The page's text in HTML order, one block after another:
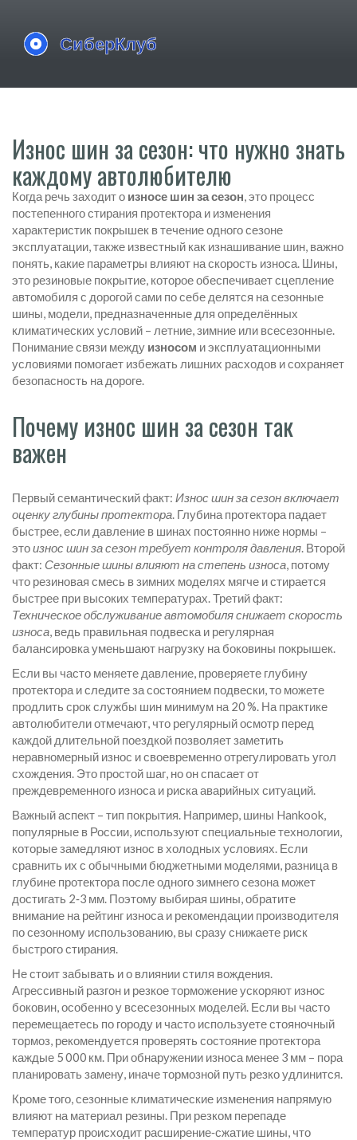
Износ шин за сезон: что нужно знать
каждому автолюбителю
Когда речь заходит о износе шин за сезон,это процесс
постепенного стирания протектора и изменения
характеристик покрышек в течение одного сезоне
эксплуатации, также известный как изнашивание шин, важно
понять, какие параметры влияют на скорость износа. Шины,
это резиновые покрытие, которое обеспечивает сцепление
автомобиля с дорогойсами по себе делятся насезонные
шины, модели, предназначенные для определённых
климатических условий – летние, зимние или всесезонные.
Понимание связи между износом и эксплуатационными
условиями помогает избежать лишних расходов и сохраняет
безопасность на дороге.
Почему износ шин за сезон так
важен
Первый семантический факт: Износ шин за сезон включает
оценку глубины протектора. Глубина протектора падает
быстрее, если давление в шинах постоянно ниже нормы –
этоизнос шин за сезон требует контроля давления. Второй
факт: Сезонные шины влияют на степень износа, потому
что резиновая смесь в зимних моделях мягче и стирается
быстрее при высоких температурах. Третий факт:
Техническое обслуживание автомобиля снижает скорость
износа, ведь правильная подвеска и регулярная
балансировка уменьшают нагрузку на боковины покрышек.
Если вы часто меняете давление, проверяете глубину
протектора и следите за состоянием подвески, то можете
продлить срок службы шин минимум на 20 %. На практике
автолюбители отмечают, что регулярный осмотр перед
каждой длительной поездкой позволяет заметить
неравномерный износ и своевременно отрегулировать угол
схождения. Это простой шаг, но он спасает от
преждевременного износа и риска аварийных ситуаций.
Важный аспект – тип покрытия. Например, шины Hankook,
популярные в России, используют специальные технологии,
которые замедляют износ в холодных условиях. Если
сравнить их с обычными бюджетными моделями, разница в
глубине протектора после одного зимнего сезона может
достигать 2‑3 мм. Поэтому выбирая шины,обратите
внимание на рейтинг износа и рекомендации производителя
по сезонному использованию, вы сразу снижаете риск
быстрого стирания.
Не стоит забывать и о влиянии стиля вождения.
Агрессивный разгон и резкое торможение ускоряют износ
боковин, особенно у всесезонных моделей. Если вы часто
перемещаетесь по городу и часто используете стояночный
тормоз, рекомендуется проверять состояние протектора
каждые 5 000 км. При обнаружении износа менее 3 мм – пора
планировать замену, иначе тормозной путь резко удлинится.
Кроме того, сезонные климатические изменения напрямую
влияют на материал резины. При резком перепаде
температур происходит расширение‑сжатие шины, что